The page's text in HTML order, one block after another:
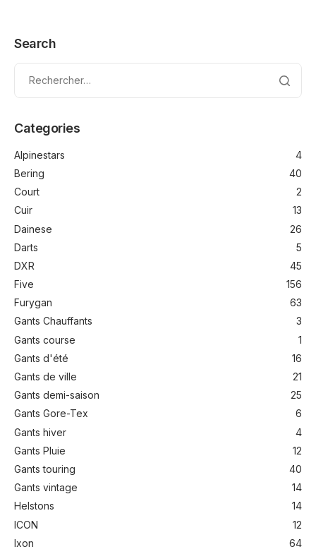
Search
Categories
Alpinestars
4
Bering
40
Court
2
Cuir
13
Dainese
26
Darts
5
DXR
45
Five
156
Furygan
63
Gants Chauffants
3
Gants course
1
Gants d'été
16
Gants de ville
21
Gants demi-saison
25
Gants Gore-Tex
6
Gants hiver
4
Gants Pluie
12
Gants touring
40
Gants vintage
14
Helstons
14
ICON
12
Ixon
64